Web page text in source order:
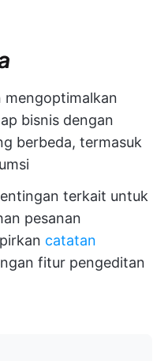
mengoptimalkan
bisnis dengan
berbeda, termasuk
terkait untuk
pesanan
catatan
fitur pengeditan